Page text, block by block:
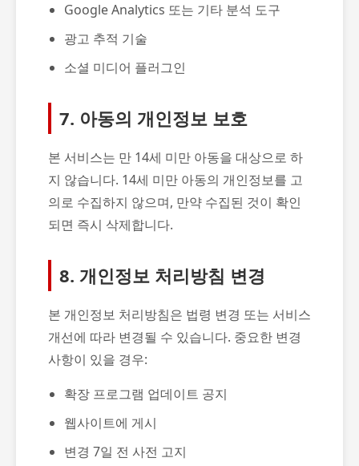
Google Analytics 또는 기타 분석 도구
광고 추적 기술
소셜 미디어 플러그인
7. 아동의 개인정보 보호
본 서비스는 만 14세 미만 아동을 대상으로 하
지 않습니다. 14세 미만 아동의 개인정보를 고
의로 수집하지 않으며, 만약 수집된 것이 확인
되면 즉시 삭제합니다.
8. 개인정보 처리방침 변경
본 개인정보 처리방침은 법령 변경 또는 서비스
개선에 따라 변경될 수 있습니다. 중요한 변경
사항이 있을 경우:
확장 프로그램 업데이트 공지
웹사이트에 게시
변경 7일 전 사전 고지